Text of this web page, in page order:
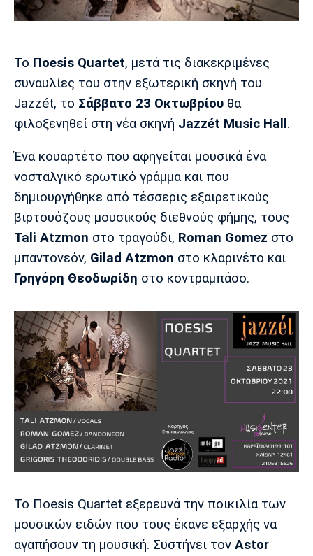
Cine Spot
Running
Παρασκήνιο
Ιωνικός Κηφισιά Πανσερραϊκός
Μπαρτσελόνα
Ρεάλ
Μαδρίτης
Ατλέτικο
Μάντσεστερ
Τσέλσι Άρσεναλ
Λίβερπουλ
Μάντσεστερ
Γιουβέντους
Ίντερ Μίλαν Μπάγερν
Το Πoesis Quartet, μετά τις διακεκριμένες
συναυλίες του στην εξωτερική σκηνή του
Jazzét, τo Σάββατο 23 Οκτωβρίου θα
φιλοξενηθεί στη νέα σκηνή Jazzét Music Hall.
Ένα κουαρτέτο που αφηγείται μουσικά ένα
νοσταλγικό ερωτικό γράμμα και που
δημιουργήθηκε από τέσσερις εξαιρετικούς
βιρτουόζους μουσικούς διεθνούς φήμης, τους
Tali Atzmon στο τραγούδι, Roman Gomez στο
μπαντονεόν, Gilad Atzmon στο κλαρινέτο και
Γρηγόρη Θεοδωρίδη στο κοντραμπάσο.
To Πoesis Quartet εξερευνά την ποικιλία των
μουσικών ειδών που τους έκανε εξαρχής να
αγαπήσουν τη μουσική. Συστήνει τον Astor